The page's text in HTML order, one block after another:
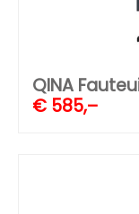
QINA
€ 585,–